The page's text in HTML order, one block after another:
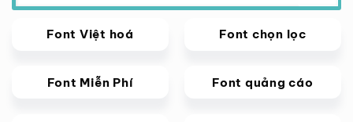
Font Việt hoá Font chọn lọc
Font Miễn Phí Font quảng cáo